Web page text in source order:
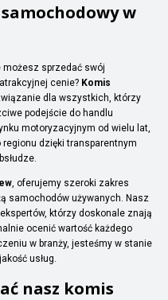
w
sprzedać swój
cenie? Komis
dla wszystkich, którzy
podejście do handlu
motoryzacyjnym od wielu lat,
dzięki transparentnym
, oferujemy szeroki zakres
samochodów używanych. Nasz
którzy doskonale znają
ocenić wartość każdego
w branży, jesteśmy w stanie
usług.
nasz komis